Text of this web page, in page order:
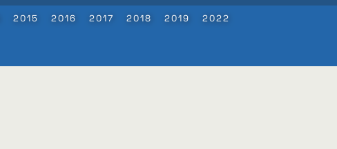
2015 2016 2017 2018 2019 2022